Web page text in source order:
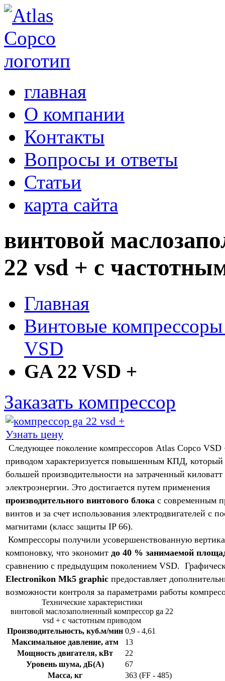
главная
О компании
Контакты
Вопросы и ответы
Статьи
карта сайта
винтовой
22 vsd + с
Главная
Винтовые
VSD
GA 22 VSD +
Заказать компрессор
Узнать цену
Следующее поколение компрессоров Atlas Copco VSD
приводом характеризуется повышенным КПД, который
большей производительности на затраченный киловатт
электроэнергии. Это достигается путем применения
производительного винтового блока с современным
винтов и за счет использования электродвигателей с
магнитами (класс защиты IP 66).
Компрессоры получили усовершенствованную
компоновку, что экономит до 40 % занимаемой
сравнению с предыдущим поколением VSD.
Electronikon Mk5 graphic предоставляет
возможности контроля за параметрами работы
Технические характеристики
винтовой маслозаполненный компрессор ga 22
vsd + с частотным приводом
Производительность, куб.м/мин 0,9 - 4,61
Максимальное давление, атм
13
Мощность двигателя, кВт
22
Уровень шума, дБ(А)
67
Масса, кг
363 (FF - 485)